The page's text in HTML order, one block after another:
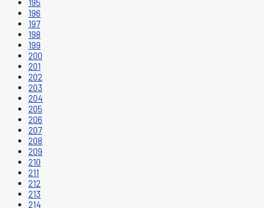
195
196
197
198
199
200
201
202
203
204
205
206
207
208
209
210
211
212
213
214